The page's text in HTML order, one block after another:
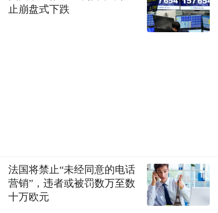
止崩盘式下跌
法国将禁止“未经同意的电话
营销”，违者或被罚数万至数
十万欧元